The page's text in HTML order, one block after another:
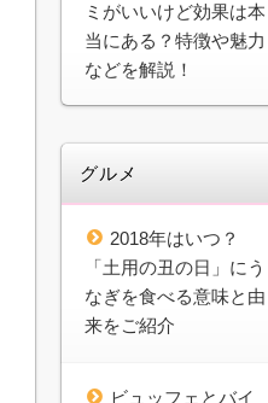
ミがいいけど効果は本
当にある？特徴や魅力
などを解説！
グルメ
2018年はいつ？
「土用の丑の日」にう
なぎを食べる意味と由
来をご紹介
ビュッフェとバイ